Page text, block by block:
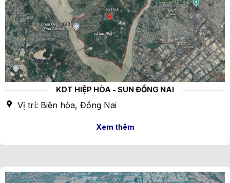
KDT HIỆP HÒA - SUN ĐỒNG NAI
Vị trí: Biên hòa, Đồng Nai
Xem thêm